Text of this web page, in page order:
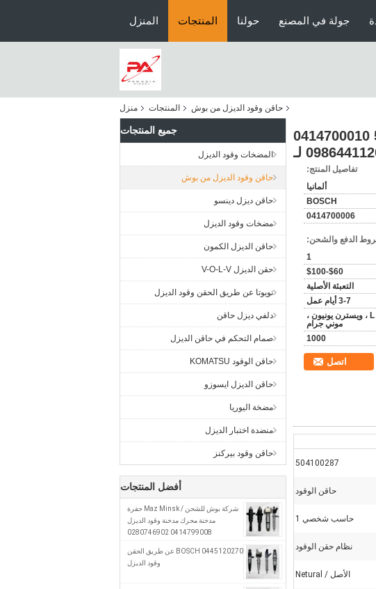
المنزل المنتجات حولنا جولة في المصنع
منزل المنتجات حاقن وقود الديزل من بوش
جميع المنتجات
المضخات وقود الديزل
حاقن وقود الديزل من بوش
حاقن ديزل دينسو
مضخات وقود الديزل
حاقن الديزل الكمون
حقن الديزل V-O-L-V
تويوتا عن طريق الحقن وقود الديزل
دلفي ديزل حاقن
صمام التحكم في حاقن الديزل
حاقن الوقود KOMATSU
حاقن الديزل ايسوزو
مضخة اليوريا
منضدة اختبار الديزل
حاقن وقود بيركنز
أفضل المنتجات
شركة بوش للشحن / Maz Minsk حفرة
مدخنة محرك مدخنة وقود الديزل
0414799008 0280746902
0445120270 BOSCH عن طريق الحقن
وقود الديزل
حاقن وقود الديزل Bos-ch وحدة حاقن 0414700006 504100287 0414700010
تفاصيل المنتج:
ألمانيا
BOSCH
0414700006
الدفع والشحن:
1
$60-$100
التعبئة الأصلية
3-7 أيام عمل
L / C ، D / A ، D / P ، T / T ، ويسترن يونيون ،
موني جرام
1000
اتصل
504100287
حاقن الوقود
حاسب شخصي 1
نظام حقن الوقود
الأصل / Netural